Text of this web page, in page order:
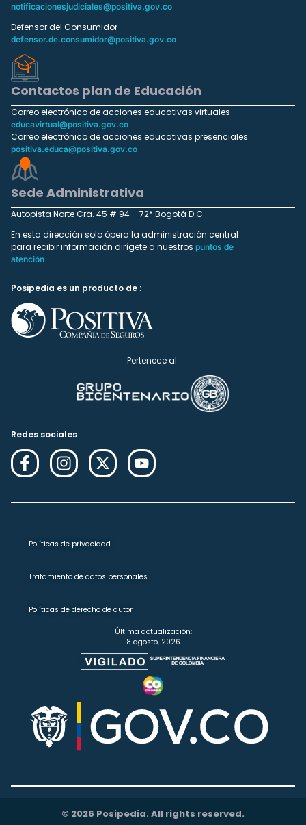
notificacionesjudiciales@positiva.gov.co
Defensor del Consumidor
defensor.de.consumidor@positiva.gov.co
Contactos plan de Educación
Correo electrónico de acciones educativas virtuales
educavirtual@positiva.gov.co
Correo electrónico de acciones educativas presenciales
positiva.educa@positiva.gov.co
Sede Administrativa
Autopista Norte Cra. 45 # 94 – 72* Bogotá D.C
En esta dirección solo ópera la administración central
para recibir información dirígete a nuestros puntos de
atención
Posipedia es un producto de :
Pertenece al:
Redes sociales
Políticas de privacidad
Tratamiento de datos personales
Políticas de derecho de autor
Última actualización:
8 agosto, 2026
© 2026 Posipedia. All rights reserved.